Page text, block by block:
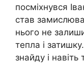
посміхнувся
став
нього не
тепла і
знайду і